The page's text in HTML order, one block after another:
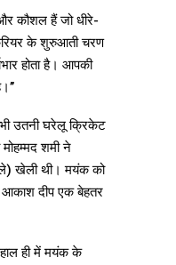
और कौशल हैं जो धीरे-
के शुरुआती चरण
होता है। आपकी
उतनी घरेलू क्रिकेट
शमी ने
खेली थी। मयंक को
दीप एक बेहतर
हाल ही में मयंक के